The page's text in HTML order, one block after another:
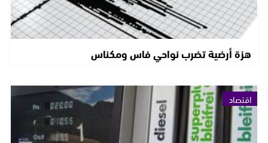
هزة أرضية تضرب نواحي فاس ومكناس
اقتصاد